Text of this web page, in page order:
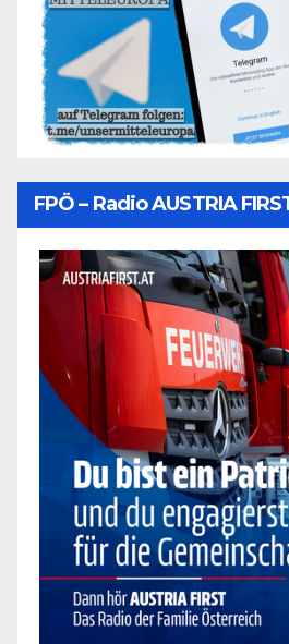
FPÖ – Radio AUSTRIA